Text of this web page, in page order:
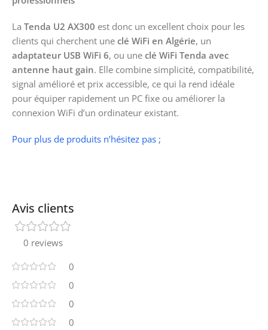
La Tenda U2 AX300 est donc un excellent choix pour les
clients qui cherchent une clé WiFi en Algérie, un
adaptateur USB WiFi 6, ou une clé WiFi Tenda avec
antenne haut gain. Elle combine simplicité, compatibilité,
signal amélioré et prix accessible, ce qui la rend idéale
pour équiper rapidement un PC fixe ou améliorer la
connexion WiFi d’un ordinateur existant.
Pour plus de produits n’hésitez pas ;
Avis clients
0 reviews
0
0
0
0